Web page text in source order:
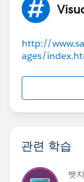
http://
ages/
관련 학습
뱃지